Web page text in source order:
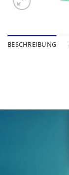
BESCHREIBUNG